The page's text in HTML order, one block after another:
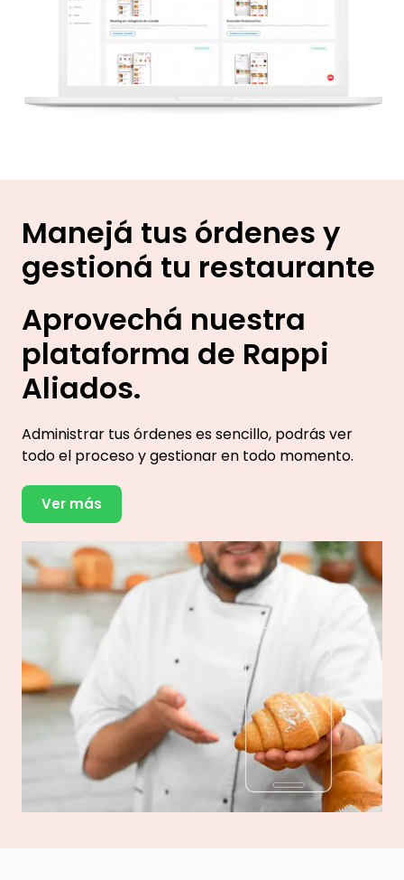
Manejá tus órdenes y
gestioná tu restaurante
Aprovechá nuestra
plataforma de Rappi
Aliados.
Administrar tus órdenes es sencillo, podrás ver
todo el proceso y gestionar en todo momento.
Ver más